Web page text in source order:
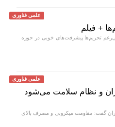
علمی فناوری
+ فیلم
تحریم‌ها پیشرفت‌های خوبی در حوزه
علمی فناوری
و نظام سلامت می‌شود
گفت: مقاومت میکروبی و مصرف بالای